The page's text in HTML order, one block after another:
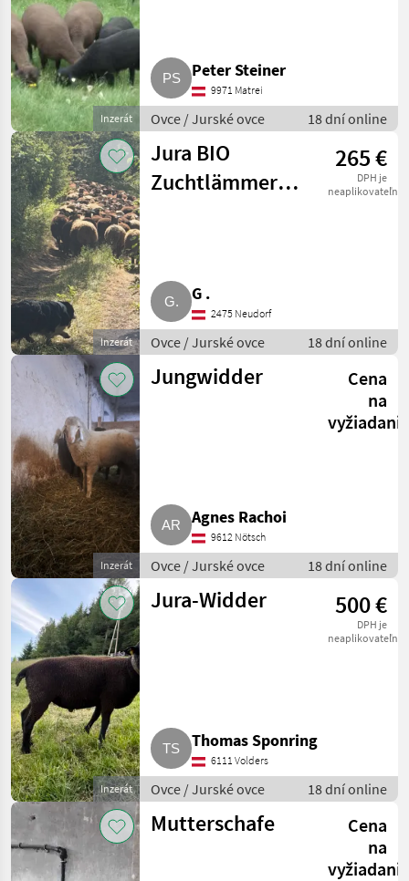
Inzerát
Peter Steiner
9971 Matrei
Ovce / Jurské ovce 18 dní online
Inzerát
Jura BIO
Zuchtlämmer
265 €
DPH je
neaplikovateľné
G .
2475 Neudorf
Ovce / Jurské ovce 18 dní online
Inzerát
Jungwidder
Cena
na
Agnes Rachoi
9612 Nötsch
Ovce / Jurské ovce 18 dní online
Inzerát
Jura-Widder 500 €
DPH je
neaplikovateľné
Thomas Sponring
6111 Volders
Ovce / Jurské ovce 18 dní online
Mutterschafe
Cena
na